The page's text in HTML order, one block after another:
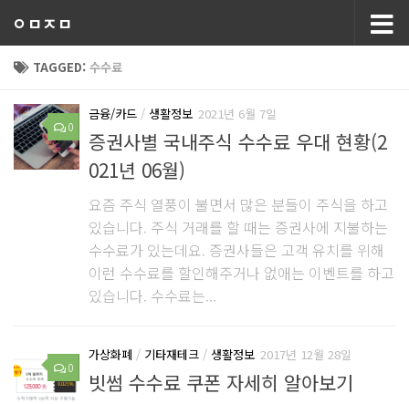
ㅇㅁㅈㅁ
TAGGED:수수료
0
금융/카드 / 생활정보 2021년 6월 7일
증권사별 국내주식 수수료 우대 현황(2
021년 06월)
요즘 주식 열풍이 불면서 많은 분들이 주식을 하고
있습니다. 주식 거래를 할 때는 증권사에 지불하는
수수료가 있는데요. 증권사들은 고객 유치를 위해
이런 수수료를 할인해주거나 없애는 이벤트를 하고
있습니다. 수수료는...
0
가상화폐 / 기타재테크 / 생활정보 2017년 12월 28일
빗썸 수수료 쿠폰 자세히 알아보기